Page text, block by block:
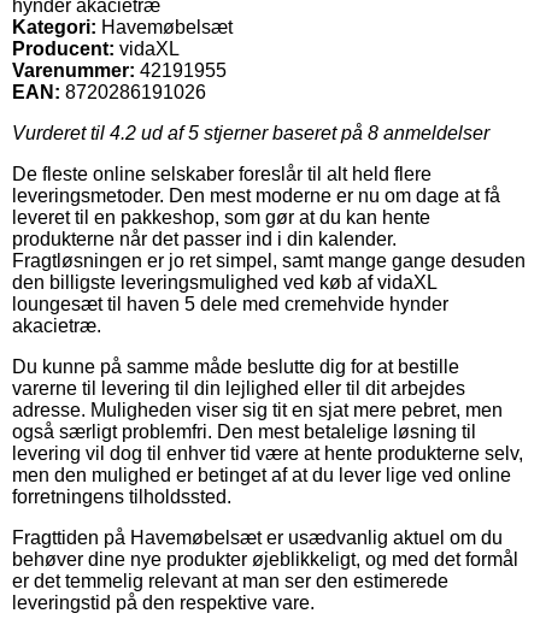
hynder akacietræ
Kategori: Havemøbelsæt
Producent: vidaXL
Varenummer: 42191955
EAN: 8720286191026
Vurderet til 4.2 ud af 5 stjerner baseret på 8 anmeldelser
De fleste online selskaber foreslår til alt held flere
leveringsmetoder. Den mest moderne er nu om dage at få
leveret til en pakkeshop, som gør at du kan hente
produkterne når det passer ind i din kalender.
Fragtløsningen er jo ret simpel, samt mange gange desuden
den billigste leveringsmulighed ved køb af vidaXL
loungesæt til haven 5 dele med cremehvide hynder
akacietræ.
Du kunne på samme måde beslutte dig for at bestille
varerne til levering til din lejlighed eller til dit arbejdes
adresse. Muligheden viser sig tit en sjat mere pebret, men
også særligt problemfri. Den mest betalelige løsning til
levering vil dog til enhver tid være at hente produkterne selv,
men den mulighed er betinget af at du lever lige ved online
forretningens tilholdssted.
Fragttiden på Havemøbelsæt er usædvanlig aktuel om du
behøver dine nye produkter øjeblikkeligt, og med det formål
er det temmelig relevant at man ser den estimerede
leveringstid på den respektive vare.